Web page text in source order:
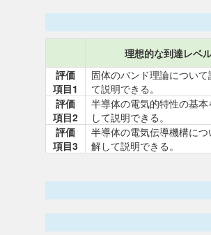
理想的な到達レベ
評価
項目1
固体のバンド理論につい
て説明できる。
評価
項目2
半導体の電気的特性の基
して説明できる。
評価
項目3
半導体の電気伝導機構に
解して説明できる。